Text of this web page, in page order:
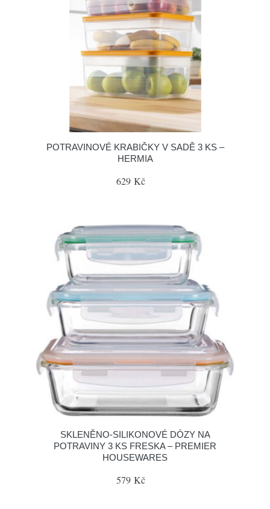
POTRAVINOVÉ KRABIČKY V SADĚ 3 KS –
HERMIA
629 Kč
SKLENĚNO-SILIKONOVÉ DÓZY NA
POTRAVINY 3 KS FRESKA – PREMIER
HOUSEWARES
579 Kč